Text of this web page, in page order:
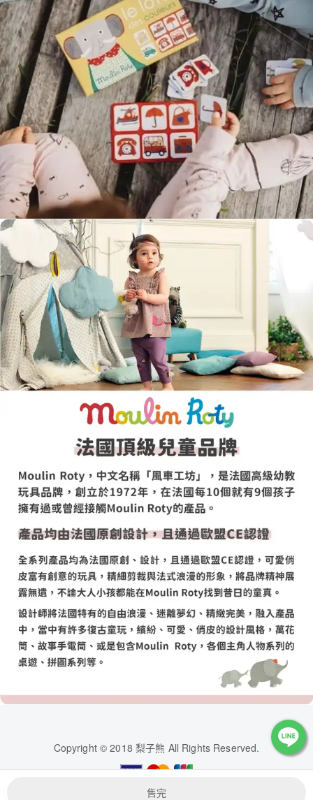
售完
Copyright © 2018 梨子熊 All Rights Reserved.